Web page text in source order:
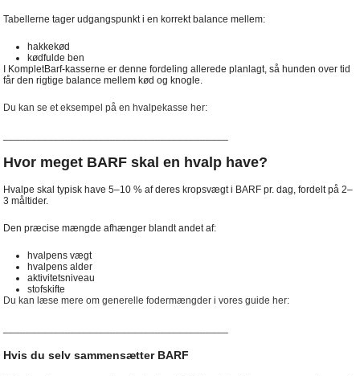
Tabellerne tager udgangspunkt i en korrekt balance mellem:
hakkekød
kødfulde ben
I KompletBarf-kasserne er denne fordeling allerede planlagt, så hunden over tid
får den rigtige balance mellem kød og knogle.
Du kan se et eksempel på en hvalpekasse her:
Hvor meget BARF skal en hvalp have?
Hvalpe skal typisk have 5–10 % af deres kropsvægt i BARF pr. dag, fordelt på 2–
3 måltider.
Den præcise mængde afhænger blandt andet af:
hvalpens vægt
hvalpens alder
aktivitetsniveau
stofskifte
Du kan læse mere om generelle fodermængder i vores guide her:
Hvis du selv sammensætter BARF